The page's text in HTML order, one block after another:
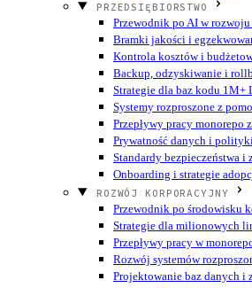
PRZEDSIĘBIORSTWO
Przewodnik po AI w rozwoju
Bramki jakości i
Kontrola kosztów i
Backup, odzyskiwanie i
Strategie dla baz kodu 1M+
Systemy rozproszone z
Przepływy pracy monorepo
Prywatność danych i
Standardy bezpieczeństwa i
Onboarding i strategie
ROZWÓJ KORPORACYJNY
Przewodnik po środowisku
Strategie dla milionowych
Przepływy pracy w
Rozwój systemów
Projektowanie baz danych i